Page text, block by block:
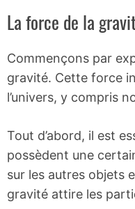
La force de la
Commençons par
gravité. Cette force
l’univers, y compris
Tout d’abord, il est
possèdent une
sur les autres objets
gravité attire les